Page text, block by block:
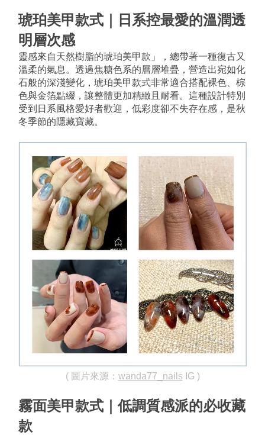
琥珀美甲款式｜日系控最愛的溫潤透
明層次感
靈感來自天然樹脂的琥珀美甲款」，總帶著一種復古又
溫柔的氣息。透過焦糖色系的層層堆疊，營造出宛如化
石般的深淺變化，琥珀美甲款式非常適合搭配裸色、棕
色與金箔點綴，讓整體更加精緻且耐看。這種設計特別
受到日系風格愛好者歡迎，低彩度卻不失存在感，是秋
冬季節的隱藏寶藏。
( 圖片來源： wanda77_nails IG )
霧面美甲款式｜低調質感派的必收藏
款